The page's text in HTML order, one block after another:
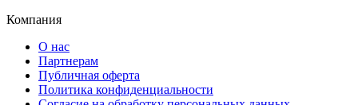
Компания
О нас
Партнерам
Публичная оферта
Политика конфиденциальности